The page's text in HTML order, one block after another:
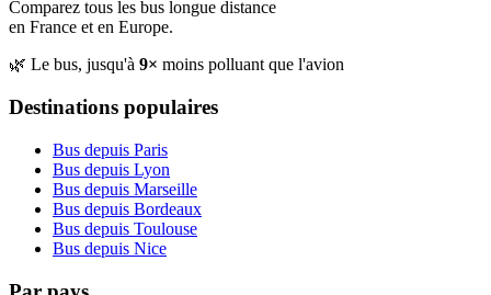
Comparez tous les bus longue distance
en France et en Europe.
🌿 Le bus, jusqu'à 9× moins polluant que l'avion
Destinations populaires
Bus depuis Paris
Bus depuis Lyon
Bus depuis Marseille
Bus depuis Bordeaux
Bus depuis Toulouse
Bus depuis Nice